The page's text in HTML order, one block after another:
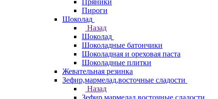
Пряники
Пироги
Шоколад
Назад
Шоколад
Шоколадные батончики
Шоколадная и ореховая паста
Шоколадные плитки
Жевательная резинка
Зефир,мармелад,восточные сладости
Назад
Зефир,мармелад,восточные сладости